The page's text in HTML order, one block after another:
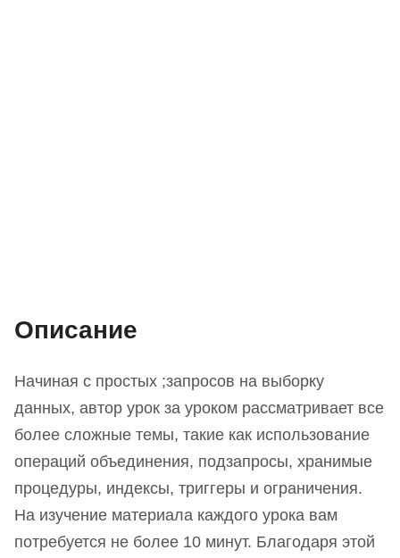
Описание
Начиная с простых ;запросов на выборку
данных, автор урок за уроком рассматривает все
более сложные темы, такие как использование
операций объединения, подзапросы, хранимые
процедуры, индексы, триггеры и ограничения.
На изучение материала каждого урока вам
потребуется не более 10 минут. Благодаря этой